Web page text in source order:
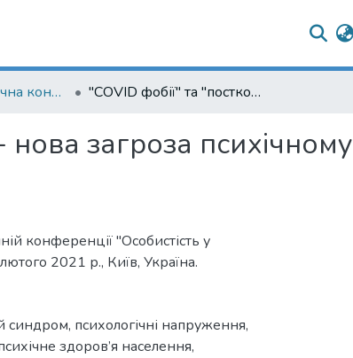
Науково-практична конференція "Особистість у просторі проблем ХХІ століття" (2021) "COVID фобії" та "постковідний синдром" - нова загроза психічному здоров'ю населення
загроза психічному
конференції "Особистість у
2021 р., Київ, Україна.
синдром, психологічні напруження,
здоров’я населення,